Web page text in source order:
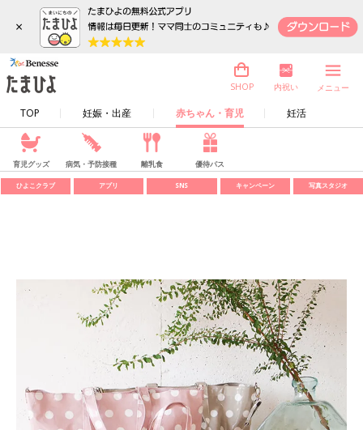
×
TOP 妊娠・出産 赤ちゃん・育児 妊活
SHOP 内祝い メニュー
育児グッズ 病気・予防接種 離乳食 優待パス
ひよこクラブ アプリ SNS キャンペーン 写真スタジオ